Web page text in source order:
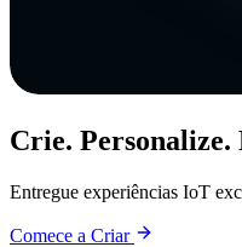
Crie. Personalize.
Entregue experiências IoT
Comece a Criar